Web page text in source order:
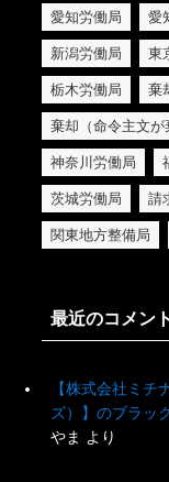
愛知労働局 愛
新潟労働局 東
栃木労働局 棄
棄却（命令主文が
神奈川労働局
茨城労働局 請
関東地方整備局
最近のコメント
【株式会社ミチ
ズ）】のブラッ
やま より